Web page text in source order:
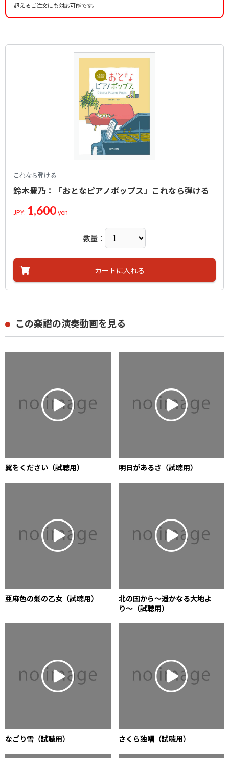
超えるご注文にも対応可能です。
これなら弾ける
鈴木豊乃：「おとなピアノポップス」これなら弾ける
JPY: 1,600yen
数量：
カートに入れる
この楽譜の演奏動画を見る
翼をください（試聴用） 明日があるさ（試聴用）
亜麻色の髪の乙女（試聴用）
北の国から〜遥かなる大地よ
り〜（試聴用）
なごり雪（試聴用） さくら独唱（試聴用）